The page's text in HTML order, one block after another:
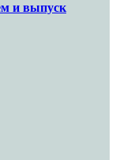
и выпуск